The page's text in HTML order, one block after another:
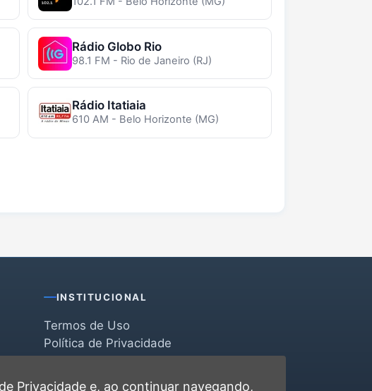
Rádio Globo Rio
98.1 FM - Rio de Janeiro (RJ)
Rádio Itatiaia
610 AM - Belo Horizonte (MG)
INSTITUCIONAL
Termos de Uso
Política de Privacidade
Contato
Privacidadee, ao continuar navegando,